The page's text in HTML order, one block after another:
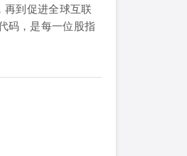
再到促进全球互联
码，是每一位股指